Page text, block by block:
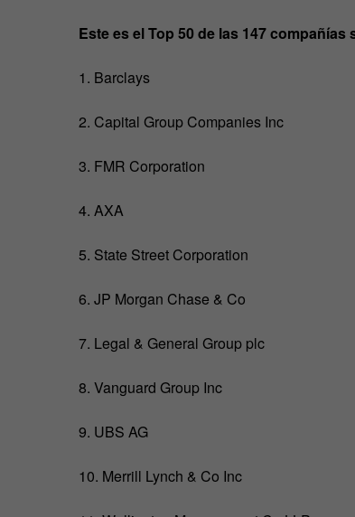
Este es el Top 50 de las 147
1. Barclays
2. Capital Group Companies Inc
3. FMR Corporation
4. AXA
5. State Street Corporation
6. JP Morgan Chase & Co
7. Legal & General Group plc
8. Vanguard Group Inc
9. UBS AG
10. Merrill Lynch & Co Inc